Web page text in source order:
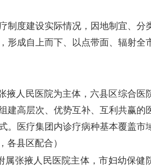
制度建设实际情况，因地制宜、分
形成自上而下、以点带面、辐射全
掖人民医院为主体，六县区综合医
建高层次、优势互补、互利共赢的
。医疗集团内诊疗病种基本覆盖市
各县区配合）
属张掖人民医院主体，市妇幼保健